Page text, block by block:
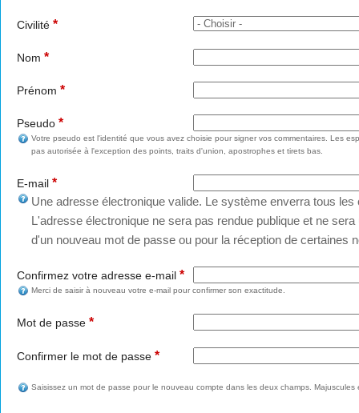
Civilité *
Nom *
Prénom *
Pseudo *
Votre pseudo est l'identité que vous avez choisie pour signer vos commentaires. Les
pas autorisée à l'exception des points, traits d'union, apostrophes et tirets bas.
E-mail *
Une adresse électronique valide. Le système enverra tous
L'adresse électronique ne sera pas rendue publique et ne
d'un nouveau mot de passe ou pour la réception de certaines
Confirmez votre adresse e-mail *
Merci de saisir à nouveau votre e-mail pour confirmer son exactitude.
Mot de passe *
Confirmer le mot de passe *
Saisissez un mot de passe pour le nouveau compte dans les deux champs. Majuscules